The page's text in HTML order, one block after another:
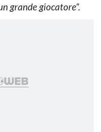
grande giocatore”.